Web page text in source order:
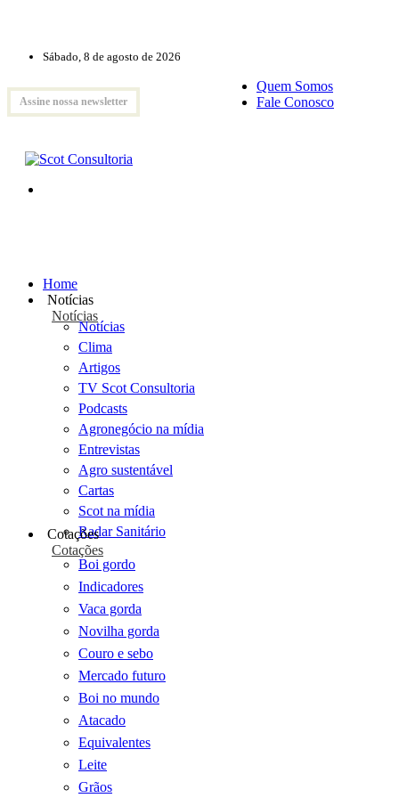
Sábado, 8 de agosto de 2026
Assine nossa newsletter
Quem Somos
Fale Conosco
Home
Notícias
Notícias
Notícias
Clima
Artigos
TV Scot Consultoria
Podcasts
Agronegócio na mídia
Entrevistas
Agro sustentável
Cartas
Scot na mídia
Radar Sanitário
Cotações
Cotações
Boi gordo
Indicadores
Vaca gorda
Novilha gorda
Couro e sebo
Mercado futuro
Boi no mundo
Atacado
Equivalentes
Leite
Grãos